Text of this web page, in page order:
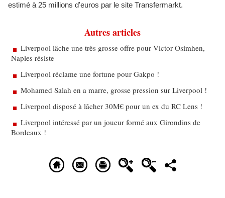
estimé à 25 millions d'euros par le site Transfermarkt.
Autres articles
Liverpool lâche une très grosse offre pour Victor Osimhen,
Naples résiste
Liverpool réclame une fortune pour Gakpo !
Mohamed Salah en a marre, grosse pression sur Liverpool !
Liverpool disposé à lâcher 30M€ pour un ex du RC Lens !
Liverpool intéressé par un joueur formé aux Girondins de
Bordeaux !